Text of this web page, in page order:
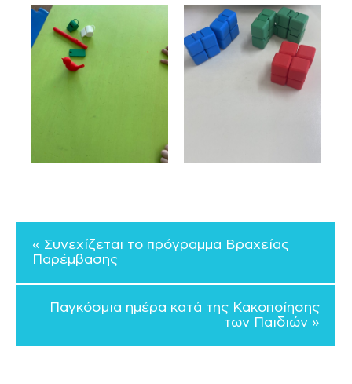
« Συνεχίζεται το πρόγραμμα Βραχείας
Παρέμβασης
Παγκόσμια ημέρα κατά της Κακοποίησης
των Παιδιών »